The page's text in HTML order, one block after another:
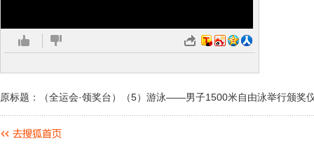
原标题：（全运会·领奖台）（5）游泳——男子1500米自由泳举行颁奖